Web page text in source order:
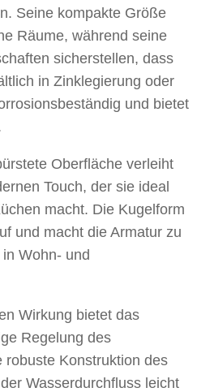
Seine kompakte Größe
Räume, während seine
sicherstellen, dass
in Zinklegierung oder
und bietet
Oberfläche verleiht
Touch, der sie ideal
macht. Die Kugelform
und macht die Armatur zu
Wohn- und
Wirkung bietet das
Regelung des
robuste Konstruktion des
Wasserdurchfluss leicht